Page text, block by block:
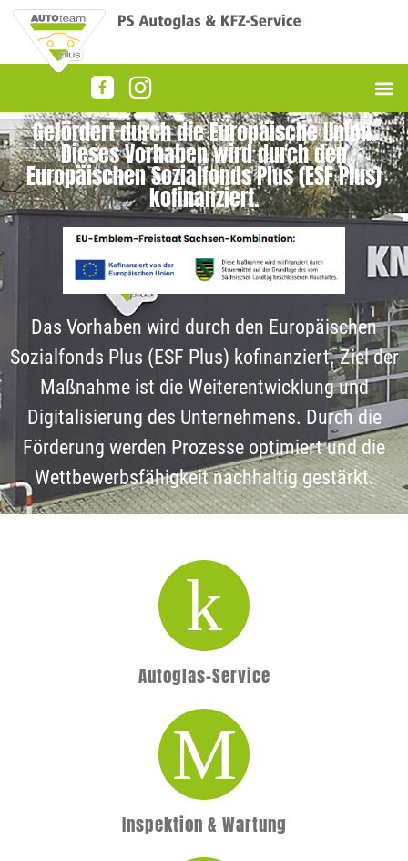
Gefördert durch die Europäische Union.
Dieses Vorhaben wird durch den
Europäischen Sozialfonds Plus (ESF Plus)
kofinanziert.
Das Vorhaben wird durch den Europäischen
Sozialfonds Plus (ESF Plus) kofinanziert. Ziel der
Maßnahme ist die Weiterentwicklung und
Digitalisierung des Unternehmens. Durch die
Förderung werden Prozesse optimiert und die
Wettbewerbsfähigkeit nachhaltig gestärkt.
Autoglas-Service
Inspektion & Wartung